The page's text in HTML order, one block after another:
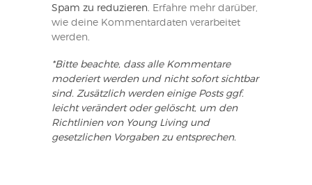
Spam zu reduzieren. Erfahre mehr darüber,
wie deine Kommentardaten verarbeitet
werden.
*Bitte beachte, dass alle Kommentare
moderiert werden und nicht sofort sichtbar
sind. Zusätzlich werden einige Posts ggf.
leicht verändert oder gelöscht, um den
Richtlinien von Young Living und
gesetzlichen Vorgaben zu entsprechen.